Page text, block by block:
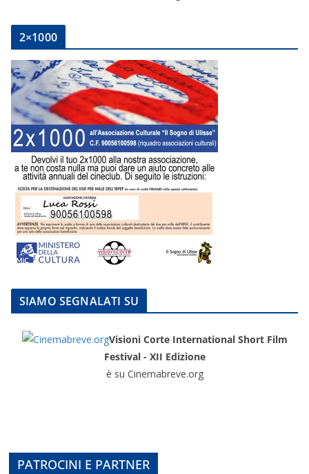
2×1000
SIAMO SEGNALATI SU
Visioni Corte International Short Film
Festival - XII Edizione
è su Cinemabreve.org
PATROCINI E PARTNER